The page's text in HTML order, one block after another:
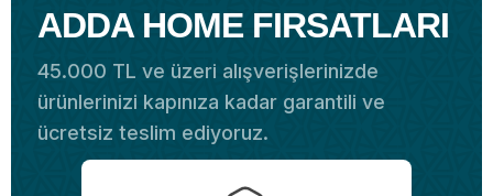
ADDA HOME FIRSATLARI
45.000 TL ve üzeri alışverişlerinizde
ürünlerinizi kapınıza kadar garantili ve
ücretsiz teslim ediyoruz.